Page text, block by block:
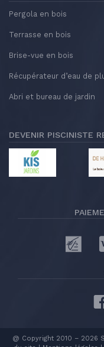
Pergola en bois
Terrasse en bois
Brise-vue en bois
Récupérateur d’eau de
Abri et bureau de jardin
DEVENIR PISCINISTE
@ Copyright 2010 – 2026